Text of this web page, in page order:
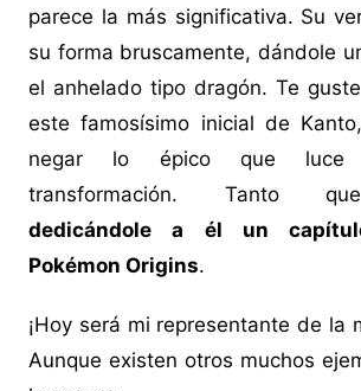
parece la más significativa. Su
su forma bruscamente, dándole
el anhelado tipo dragón. Te
este famosísimo inicial de
negar lo épico que luce
transformación. Tanto
dedicándole a él un
Pokémon Origins.
¡Hoy será mi representante de la
Aunque existen otros muchos